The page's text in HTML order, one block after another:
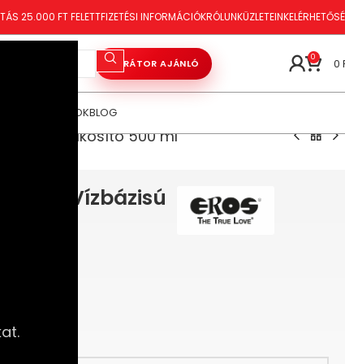
25.000 FT FELETTFIZETÉSI INFORMÁCIÓKRÓLUNKÜZLETEINK
VIBRÁTOR AJÁNLÓ 0 0
TANÁCSOKBLOG
síkosító 500 ml
– Vízbázisú